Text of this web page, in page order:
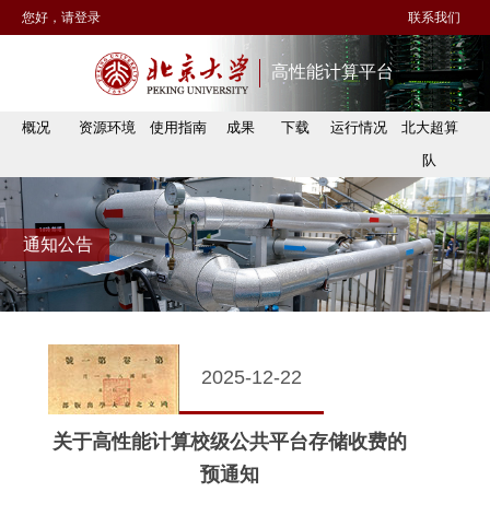
您好，请登录 联系我们
高性能计算平台
概况 资源环境 使用指南 成果 下载 运行情况
北大超算
队
通知公告
2025-12-22
关于高性能计算校级公共平台存储收费的
预通知